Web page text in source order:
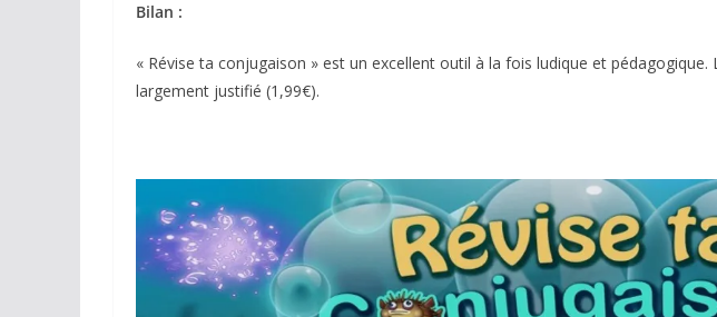
Bilan :
« Révise ta conjugaison » est un excellent outil à la fois ludique et
largement justifié (1,99€).